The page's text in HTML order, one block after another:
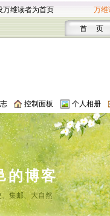
万维读者为首页 万维
首 页
控制面板 个人相册
的博客
、集邮、大自然